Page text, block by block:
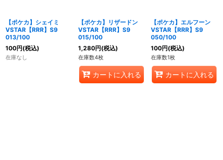
【ポケカ】シェイミ
VSTAR【RRR】S9
013/100
100円(税込)
在庫なし
【ポケカ】リザードン
VSTAR【RRR】S9
015/100
1,280円(税込)
在庫数4枚
カートに入れる
【ポケカ】エルフーン
VSTAR【RRR】S9
050/100
100円(税込)
在庫数1枚
カートに入れる